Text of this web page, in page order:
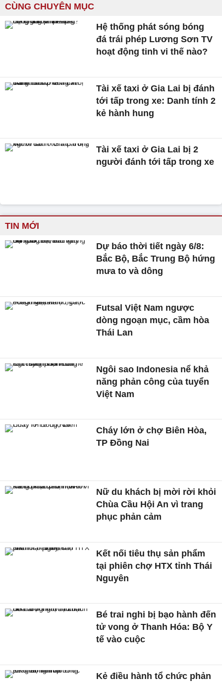
CÙNG CHUYÊN MỤC
Hệ thống phát sóng bóng
đá trái phép Lương Sơn TV
hoạt động tinh vi thế nào?
Tài xế taxi ở Gia Lai bị đánh
tới tấp trong xe: Danh tính 2
kẻ hành hung
Tài xế taxi ở Gia Lai bị 2
người đánh tới tấp trong xe
TIN MỚI
Dự báo thời tiết ngày 6/8:
Bắc Bộ, Bắc Trung Bộ hứng
mưa to và dông
Futsal Việt Nam ngược
dòng ngoạn mục, cầm hòa
Thái Lan
Ngôi sao Indonesia nể khả
năng phản công của tuyển
Việt Nam
Cháy lớn ở chợ Biên Hòa,
TP Đồng Nai
Nữ du khách bị mời rời khỏi
Chùa Cầu Hội An vì trang
phục phản cảm
Kết nối tiêu thụ sản phẩm
tại phiên chợ HTX tỉnh Thái
Nguyên
Bé trai nghi bị bạo hành đến
tử vong ở Thanh Hóa: Bộ Y
tế vào cuộc
Kẻ điều hành tổ chức phản